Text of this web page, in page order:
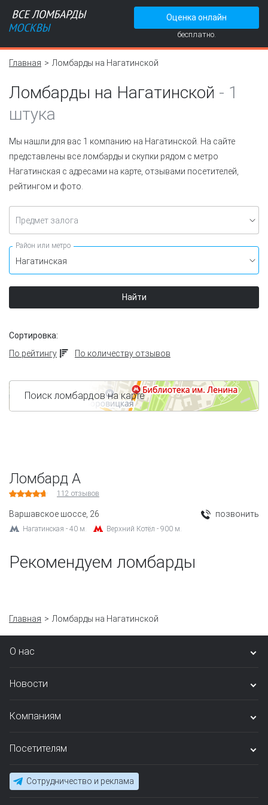
Оценка онлайн
бесплатно.
Главная Ломбарды на Нагатинской
Ломбарды на Нагатинской - 1
штука
Мы нашли для вас 1 компанию на Нагатинской. На сайте
представлены все ломбарды и скупки рядом с метро
Нагатинская с адресами на карте, отзывами посетителей,
рейтингом и фото.
Предмет залога
Район или метро
Нагатинская
Найти
Сортировка:
По рейтингу
По количеству отзывов
Поиск ломбардов на карте
Ломбард А
112 отзывов
позвонить
Варшавское шоссе, 26
Нагатинская - 40 м. Верхний Котёл - 900 м.
Рекомендуем ломбарды
Главная Ломбарды на Нагатинской
О нас
Новости
Компаниям
Посетителям
Сотрудничество и реклама